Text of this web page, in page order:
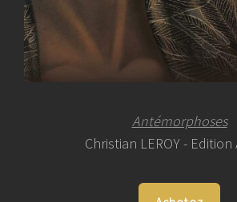
Antémorphoses
Christian LEROY - Edition